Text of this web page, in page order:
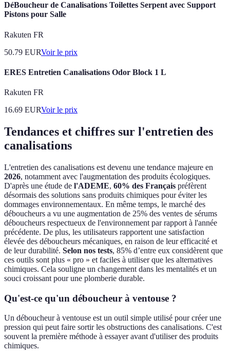
DéBoucheur de Canalisations Toilettes Serpent avec Support
Pistons pour Salle
Rakuten FR
50.79 EURVoir le prix
ERES Entretien Canalisations Odor Block 1 L
Rakuten FR
16.69 EURVoir le prix
Tendances et chiffres sur l'entretien des
canalisations
L'entretien des canalisations est devenu une tendance majeure en
2026, notamment avec l'augmentation des produits écologiques.
D'après une étude de l'ADEME, 60% des Français préfèrent
désormais des solutions sans produits chimiques pour éviter les
dommages environnementaux. En même temps, le marché des
déboucheurs a vu une augmentation de 25% des ventes de sérums
déboucheurs respectueux de l'environnement par rapport à l'année
précédente. De plus, les utilisateurs rapportent une satisfaction
élevée des déboucheurs mécaniques, en raison de leur efficacité et
de leur durabilité. Selon nos tests, 85% d’entre eux considèrent que
ces outils sont plus « pro » et faciles à utiliser que les alternatives
chimiques. Cela souligne un changement dans les mentalités et un
souci croissant pour une plomberie durable.
Qu'est-ce qu'un déboucheur à ventouse ?
Un déboucheur à ventouse est un outil simple utilisé pour créer une
pression qui peut faire sortir les obstructions des canalisations. C'est
souvent la première méthode à essayer avant d'utiliser des produits
chimiques.